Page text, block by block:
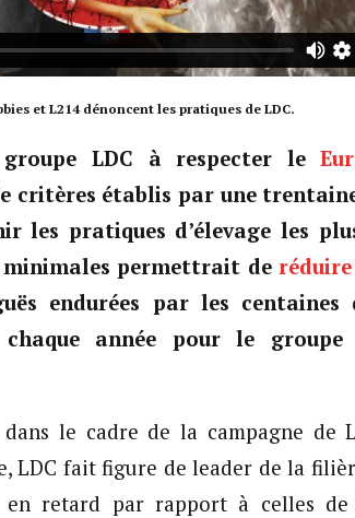
et L214 dénoncent les pratiques de LDC.
groupe LDC à respecter le
critères établis par une
les pratiques d’élevage les
minimales permettrait de
endurées par les
année pour le groupe
le cadre de la campagne de
LDC fait figure de leader de la
retard par rapport à celles de